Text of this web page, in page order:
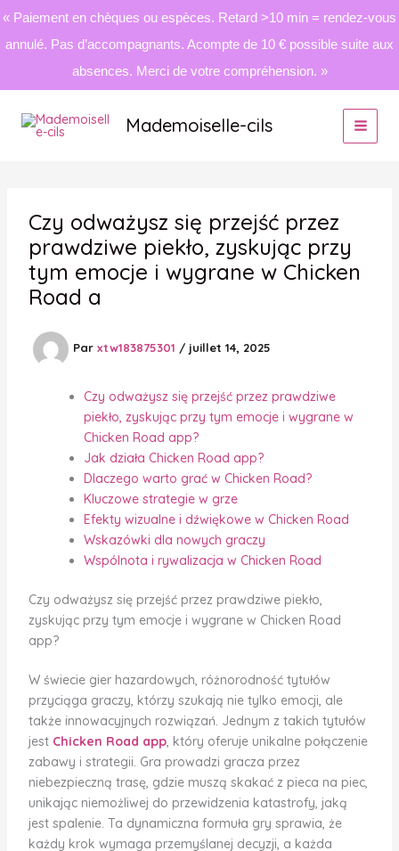
« Paiement en chèques ou espèces. Retard >10 min = rendez-vous
annulé. Pas d’accompagnants. Acompte de 10 € possible suite aux
absences. Merci de votre compréhension. »
contenu
Mademoiselle-cils
Czy odważysz się przejść przez
prawdziwe piekło, zyskując przy
tym emocje i wygrane w Chicken
Road a
Par xtw183875301 / juillet 14, 2025
Czy odważysz się przejść przez prawdziwe
piekło, zyskując przy tym emocje i wygrane w
Chicken Road app?
Jak działa Chicken Road app?
Dlaczego warto grać w Chicken Road?
Kluczowe strategie w grze
Efekty wizualne i dźwiękowe w Chicken Road
Wskazówki dla nowych graczy
Wspólnota i rywalizacja w Chicken Road
Czy odważysz się przejść przez prawdziwe piekło,
zyskując przy tym emocje i wygrane w Chicken Road
app?
W świecie gier hazardowych, różnorodność tytułów
przyciąga graczy, którzy szukają nie tylko emocji, ale
także innowacyjnych rozwiązań. Jednym z takich tytułów
jest Chicken Road app, który oferuje unikalne połączenie
zabawy i strategii. Gra prowadzi gracza przez
niebezpieczną trasę, gdzie muszą skakać z pieca na piec,
unikając niemożliwej do przewidzenia katastrofy, jaką
jest spalenie. Ta dynamiczna formuła gry sprawia, że
każdy krok wymaga przemyślanej decyzji, a każda